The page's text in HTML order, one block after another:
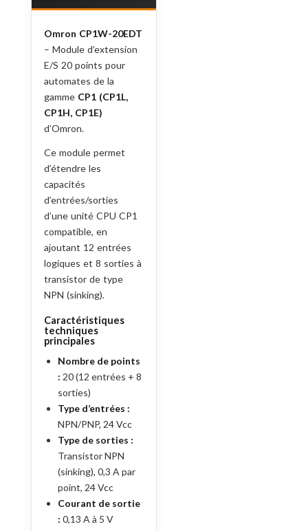
Omron CP1W-20EDT
– Module d’extension
E/S 20 points pour
automates de la
gamme CP1 (CP1L,
CP1H, CP1E)
d’Omron.
Ce module permet
d’étendre les
capacités
d’entrées/sorties
d’une unité CPU CP1
compatible, en
ajoutant 12 entrées
logiques et 8 sorties à
transistor de type
NPN (sinking).
Caractéristiques
techniques
principales
Nombre de points
: 20 (12 entrées + 8
sorties)
Type d’entrées :
NPN/PNP, 24 Vcc
Type de sorties :
Transistor NPN
(sinking), 0,3 A par
point, 24 Vcc
Courant de sortie
: 0,13 A à 5 V